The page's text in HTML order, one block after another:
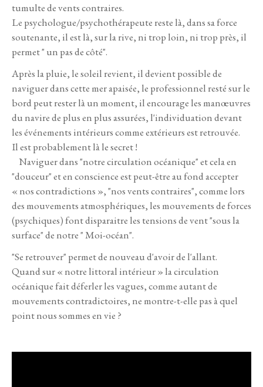
tumulte de vents contraires.
Le psychologue/psychothérapeute reste là, dans sa force
soutenante, il est là, sur la rive, ni trop loin, ni trop près, il
permet " un pas de côté".
Après la pluie, le soleil revient, il devient possible de
naviguer dans cette mer apaisée, le professionnel resté sur le
bord peut rester là un moment, il encourage les manœuvres
du navire de plus en plus assurées, l'individuation devant
les événements intérieurs comme extérieurs est retrouvée.
Il est probablement là le secret !
Naviguer dans "notre circulation océanique" et cela en
"douceur" et en conscience est peut-être au fond accepter
« nos contradictions », "nos vents contraires", comme lors
des mouvements atmosphériques, les mouvements de forces
(psychiques) font disparaitre les tensions de vent "sous la
surface" de notre " Moi-océan".
"Se retrouver" permet de nouveau d'avoir de l'allant.
Quand sur « notre littoral intérieur » la circulation
océanique fait déferler les vagues, comme autant de
mouvements contradictoires, ne montre-t-elle pas à quel
point nous sommes en vie ?